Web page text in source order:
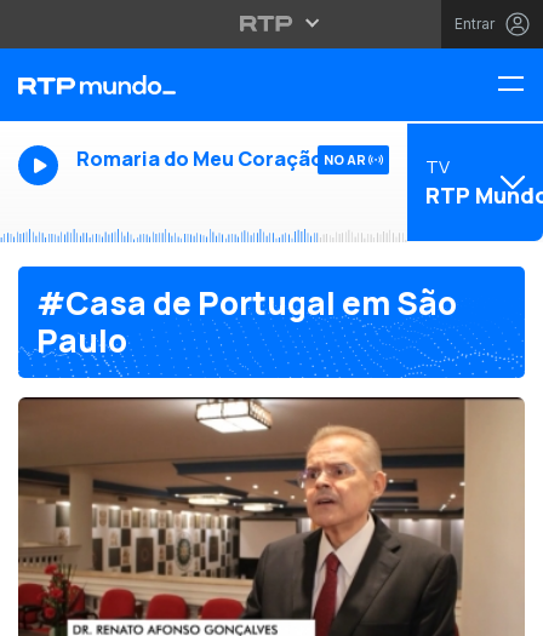
Entrar
Romaria do Meu Coração NO AR TV
RTP
#Casa de Portugal em São
Paulo